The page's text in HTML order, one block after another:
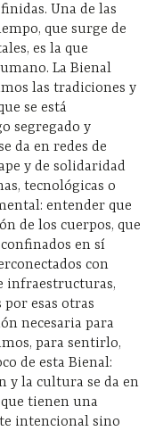
Una de las
que surge de
es la que
La Bienal
las tradiciones y
se está
segregado y
da en redes de
y de solidaridad
tecnológicas o
entender que
de los cuerpos, que
en sí
con
infraestructuras,
por esas otras
necesaria para
para sentirlo,
de esta Bienal:
y la cultura se da en
tienen una
intencional sino